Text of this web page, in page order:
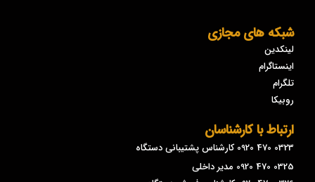
شبکه های مجازی
لینکدین
اینستاگرام
تلگرام
روبیکا
ارتباط با کارشناسان
0323 470 0920 کارشناس پشتیبانی دستگاه
0325 470 0920 مدیر داخلی